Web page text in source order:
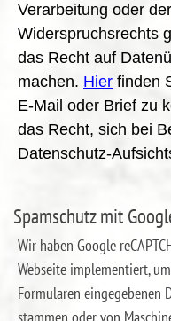
Verarbeitung oder
Widerspruchsrechts
das Recht auf
machen. Hier finden
E-Mail oder Brief zu
das Recht, sich bei
Datenschutz-
Spamschutz mit
Wir haben Google
Webseite implementiert,
Formularen eingegebenen